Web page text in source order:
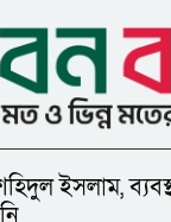
সহযোগিতা
ইসলাম,